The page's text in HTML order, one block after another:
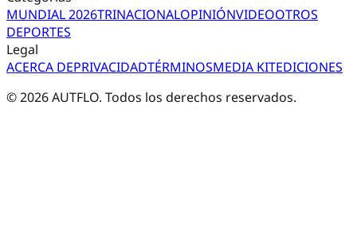
MUNDIAL 2026TRINACIONALOPINIÓNVIDEOOTROS
DEPORTES
Legal
ACERCA DEPRIVACIDADTÉRMINOSMEDIA KITEDICIONES
©2026AUTFLO. Todos los derechos reservados.